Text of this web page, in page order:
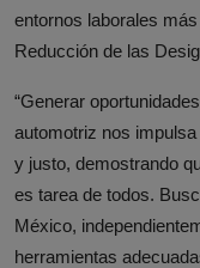
entornos laborales
Reducción de las
“Generar
automotriz nos
y justo, demostrando
es tarea de todos.
México,
herramientas